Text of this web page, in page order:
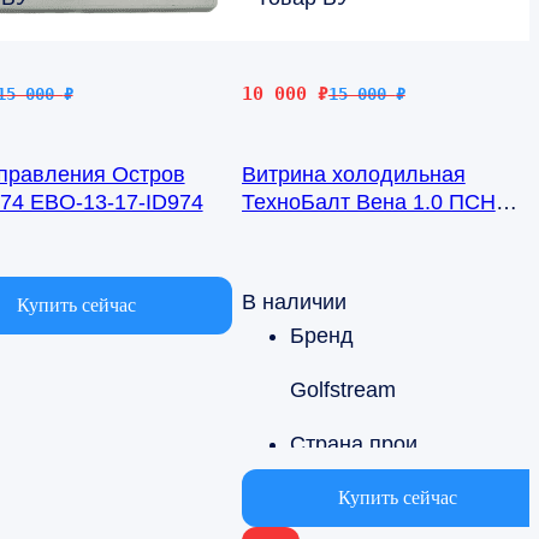
000₽
Остров
EBO-13-17-ID974
Купить сейчас
15 000₽
Первоначальная
15
000 ₽.
10 000 ₽
Текущая
000 ₽.
Витрина холодильная
ТехноБалт Вена 1.0 ПСН
В наличии
Бренд
Golfstream
Беларусь
Купить сейчас